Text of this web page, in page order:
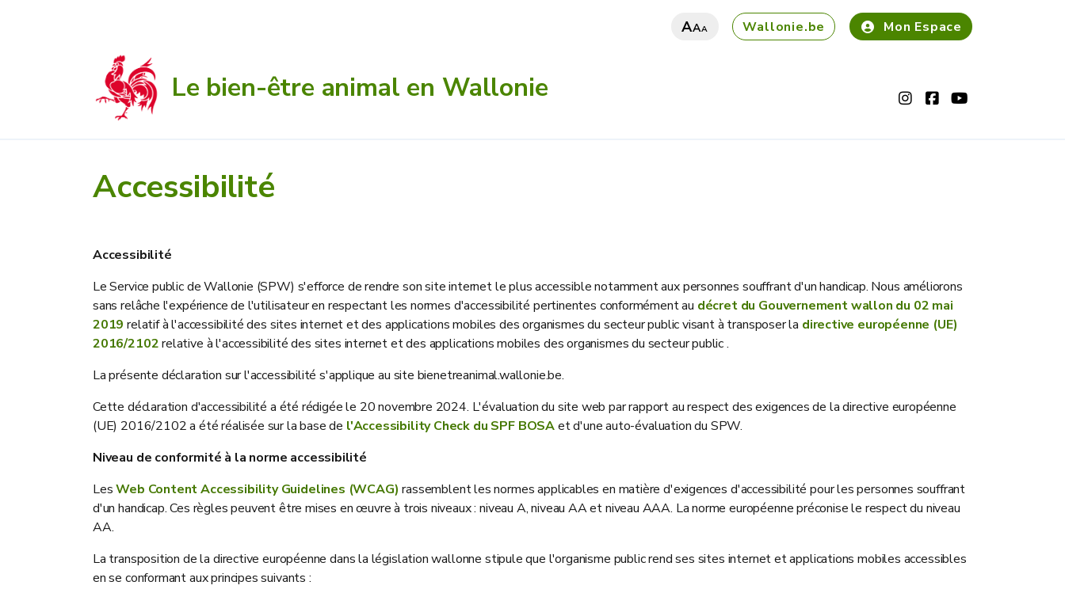
AAA Wallonie.be Mon Espace
Le bien-être animal en Wallonie Instagram
FacebookYoutube
Accessibilité
Accessibilité
Le Service public de Wallonie (SPW) s'efforce de rendre son site internet le plus accessible notamment aux personnes souffrant d'un handicap. Nous améliorons
sans relâche l'expérience de l'utilisateur en respectant les normes d'accessibilité pertinentes conformément au décret du Gouvernement wallon du 02 mai
2019 relatif à l'accessibilité des sites internet et des applications mobiles des organismes du secteur public visant à transposer la directive européenne (UE)
2016/2102relative à l'accessibilité des sites internet et des applications mobiles des organismes du secteur public .
La présente déclaration sur l'accessibilité s'applique au site bienetreanimal.wallonie.be.
Cette déclaration d'accessibilité a été rédigée le 20 novembre 2024. L'évaluation du site web par rapport au respect des exigences de la directive européenne
(UE) 2016/2102 a été réalisée sur la base de l'Accessibility Check du SPF BOSAet d'une auto-évaluation du SPW.
Niveau de conformité à la norme accessibilité
LesWeb Content Accessibility Guidelines (WCAG) rassemblent les normes applicables en matière d'exigences d'accessibilité pour les personnes souffrant
d'un handicap. Ces règles peuvent être mises en œuvre à trois niveaux : niveau A, niveau AA et niveau AAA. La norme européenne préconise le respect du niveau
AA.
La transposition de la directive européenne dans la législation wallonne stipule que l'organisme public rend ses sites internet et applications mobiles accessibles
en se conformant aux principes suivants :